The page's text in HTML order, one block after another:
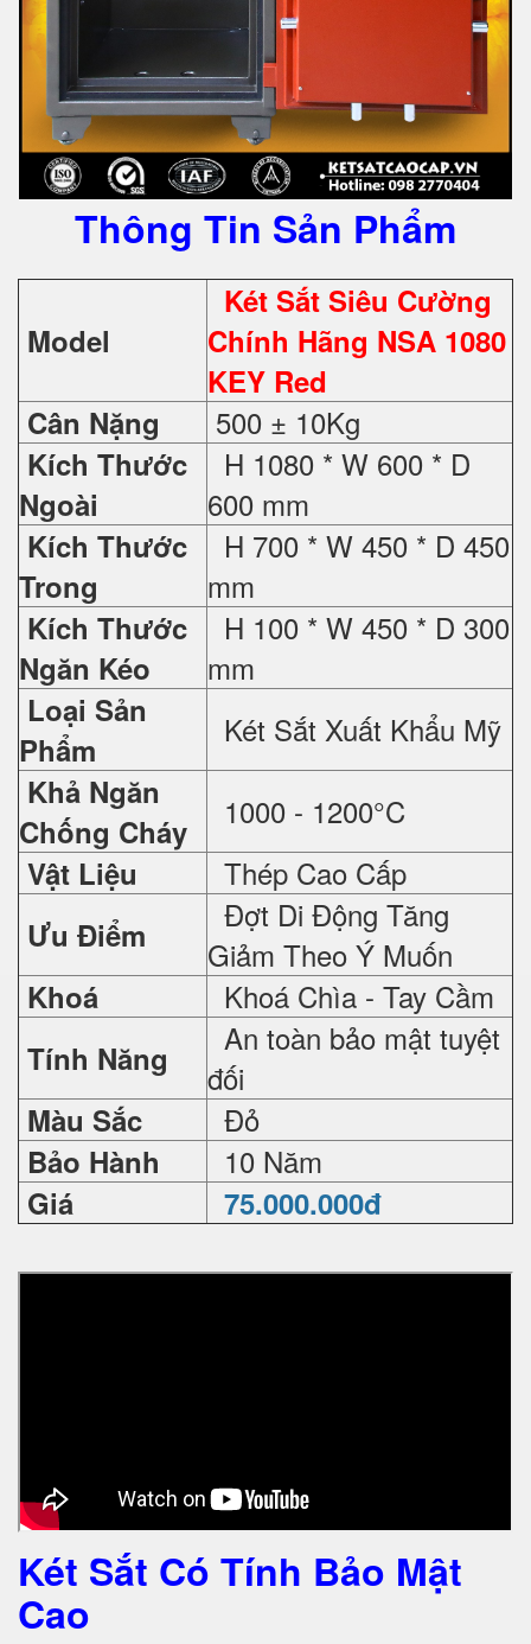
Thông Tin Sản Phẩm
Model
Két Sắt Siêu Cường
Chính Hãng NSA 1080
KEY Red
Cân Nặng
500 ± 10Kg
Kích Thước
Ngoài
H 1080 * W 600 * D
600 mm
Kích Thước
Trong
H 700 * W 450 * D 450
mm
Kích Thước
Ngăn Kéo
H 100 * W 450 * D 300
mm
Loại Sản
Phẩm
Két Sắt Xuất Khẩu Mỹ
Khả Ngăn
Chống Cháy
1000 - 1200°C
Vật Liệu Thép Cao Cấp
Ưu Điểm
Đợt Di Động Tăng
Giảm Theo Ý Muốn
Khoá Khoá Chìa - Tay Cầm
Tính Năng
An toàn bảo mật tuyệt
đối
Màu Sắc Đỏ
Bảo Hành 10 Năm
Giá 75.000.000đ
Két Sắt Có Tính Bảo Mật
Cao